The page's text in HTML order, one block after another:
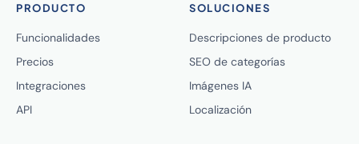
PRODUCTO
Funcionalidades
Precios
Integraciones
API
SOLUCIONES
Descripciones de producto
SEO de categorías
Imágenes IA
Localización